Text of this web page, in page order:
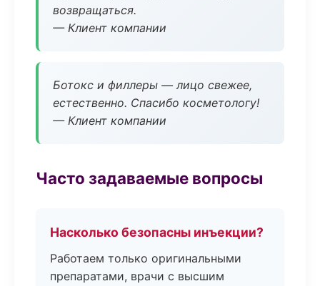
возвращаться.
— Клиент компании
Ботокс и филлеры — лицо свежее,
естественно. Спасибо косметологу!
— Клиент компании
Часто задаваемые вопросы
Насколько безопасны инъекции?
Работаем только оригинальными
препаратами, врачи с высшим